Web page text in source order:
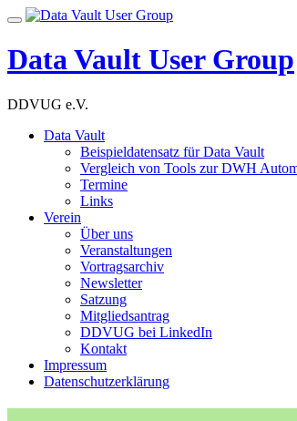
Skip
content
Toggle
Data Vault User Group
DDVUG e.V.
Data Vault
Beispieldatensatz für Data Vault
Vergleich von Tools zur DWH
Termine
Links
Verein
Über uns
Veranstaltungen
Vortragsarchiv
Newsletter
Satzung
Mitgliedsantrag
DDVUG bei LinkedIn
Kontakt
Impressum
Datenschutzerklärung